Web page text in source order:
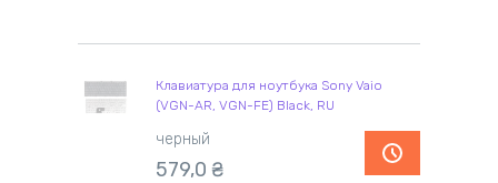
Клавиатура для ноутбука Sony Vaio
(VGN-AR, VGN-FE) Black, RU
черный
579,0 ₴